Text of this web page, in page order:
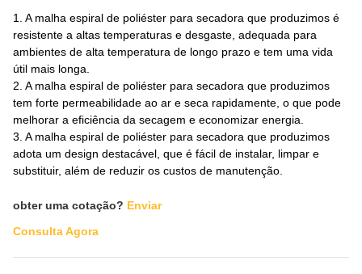
1. A malha espiral de poliéster para secadora que produzimos é
resistente a altas temperaturas e desgaste, adequada para
ambientes de alta temperatura de longo prazo e tem uma vida
útil mais longa.
2. A malha espiral de poliéster para secadora que produzimos
tem forte permeabilidade ao ar e seca rapidamente, o que pode
melhorar a eficiência da secagem e economizar energia.
3. A malha espiral de poliéster para secadora que produzimos
adota um design destacável, que é fácil de instalar, limpar e
substituir, além de reduzir os custos de manutenção.
obter uma cotação? Enviar
Consulta Agora